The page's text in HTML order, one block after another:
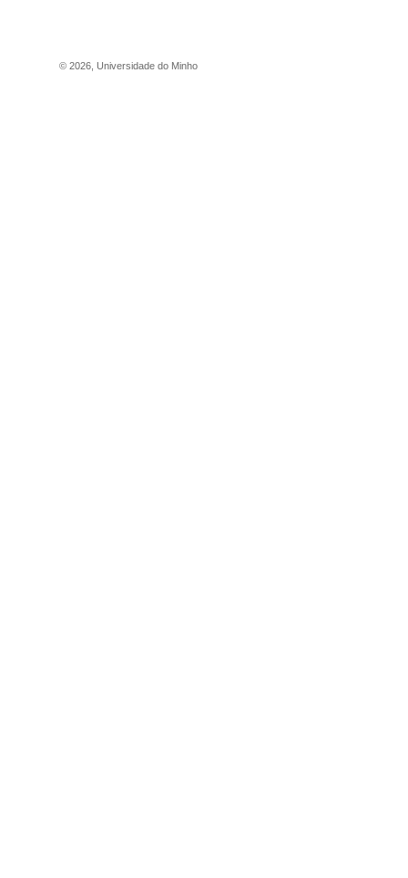
© 2026 Universidade do Minho